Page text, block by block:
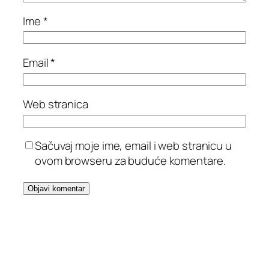
Ime*
Email*
Web stranica
Sačuvaj moje ime, email i web stranicu u
ovom browseru za buduće komentare.